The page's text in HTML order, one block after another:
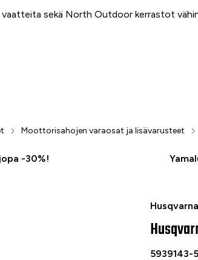
vaatteita sekä North Outdoor kerrastot
Moottorisahojen varaosat ja lisävarusteet
-30%!
Husqvarna
Husqvarna
5939143-